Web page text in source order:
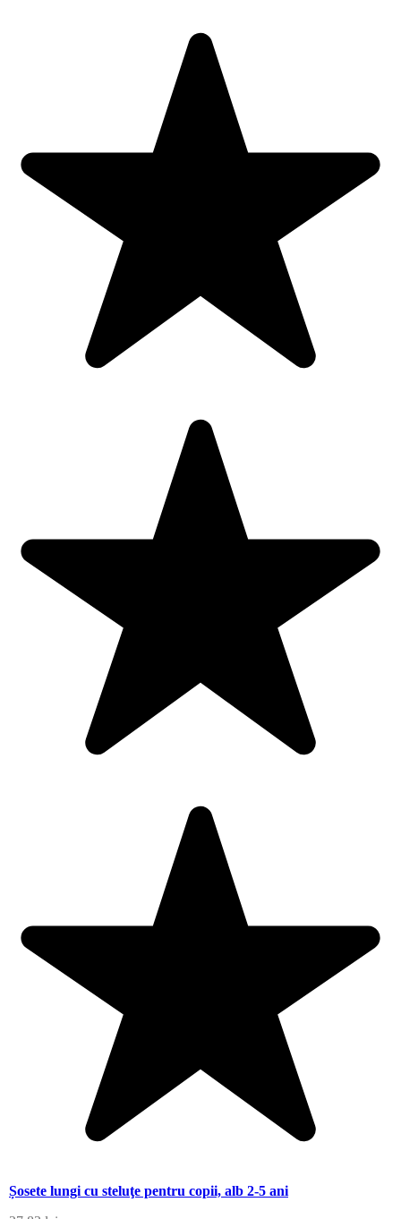
Șosete lungi cu steluţe pentru copii, alb 2-5 ani